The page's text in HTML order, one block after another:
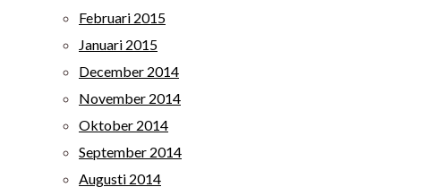
Februari 2015
Januari 2015
December 2014
November 2014
Oktober 2014
September 2014
Augusti 2014